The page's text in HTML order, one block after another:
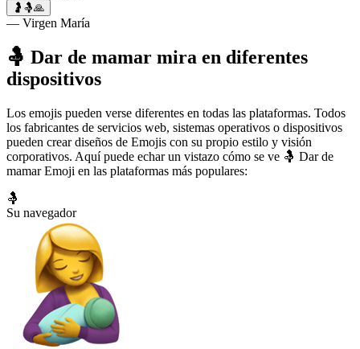
🤰🤱🙏
— Virgen María
🤱 Dar de mamar mira en diferentes
dispositivos
Los emojis pueden verse diferentes en todas las plataformas. Todos
los fabricantes de servicios web, sistemas operativos o dispositivos
pueden crear diseños de Emojis con su propio estilo y visión
corporativos. Aquí puede echar un vistazo cómo se ve 🤱 Dar de
mamar Emoji en las plataformas más populares:
🤱
Su navegador